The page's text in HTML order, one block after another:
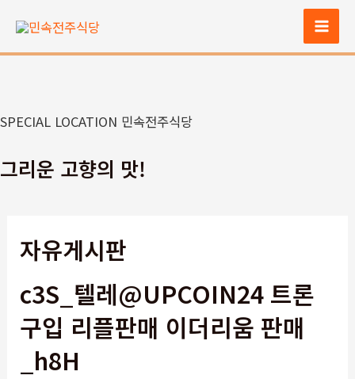
츠
너
기
Main
SPECIAL LOCATION 민속전주식당
그리운 고향의 맛!
자유게시판
c3S_텔레@UPCOIN24 트론
구입 리플판매 이더리움 판매
_h8H